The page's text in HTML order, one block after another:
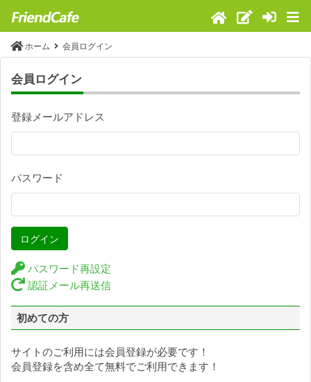
ホーム 会員ログイン
会員ログイン
登録メールアドレス
パスワード
ログイン
パスワード再設定
認証メール再送信
初めての方
サイトのご利用には会員登録が必要です！
会員登録を含め全て無料でご利用できます！